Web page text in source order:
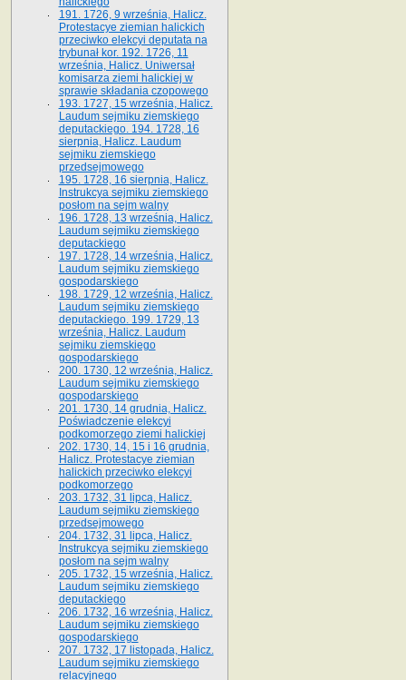
191. 1726, 9 września, Halicz.
Protestacye ziemian halickich
przeciwko elekcyi deputata na
trybunał kor. 192. 1726, 11
września, Halicz. Uniwersał
komisarza ziemi halickiej w
sprawie składania czopowego
193. 1727, 15 września, Halicz.
Laudum sejmiku ziemskiego
deputackiego. 194. 1728, 16
sierpnia, Halicz. Laudum
sejmiku ziemskiego
przedsejmowego
195. 1728, 16 sierpnia, Halicz.
Instrukcya sejmiku ziemskiego
posłom na sejm walny
196. 1728, 13 września, Halicz.
Laudum sejmiku ziemskiego
deputackiego
197. 1728, 14 września, Halicz.
Laudum sejmiku ziemskiego
gospodarskiego
198. 1729, 12 września, Halicz.
Laudum sejmiku ziemskiego
deputackiego. 199. 1729, 13
września, Halicz. Laudum
sejmiku ziemskiego
gospodarskiego
200. 1730, 12 września, Halicz.
Laudum sejmiku ziemskiego
gospodarskiego
201. 1730, 14 grudnia, Halicz.
Poświadczenie elekcyi
podkomorzego ziemi halickiej
202. 1730, 14, 15 i 16 grudnia,
Halicz. Protestacye ziemian
halickich przeciwko elekcyi
podkomorzego
203. 1732, 31 lipca, Halicz.
Laudum sejmiku ziemskiego
przedsejmowego
204. 1732, 31 lipca, Halicz.
Instrukcya sejmiku ziemskiego
posłom na sejm walny
205. 1732, 15 września, Halicz.
Laudum sejmiku ziemskiego
deputackiego
206. 1732, 16 września, Halicz.
Laudum sejmiku ziemskiego
gospodarskiego
207. 1732, 17 listopada, Halicz.
Laudum sejmiku ziemskiego
relacyjnego